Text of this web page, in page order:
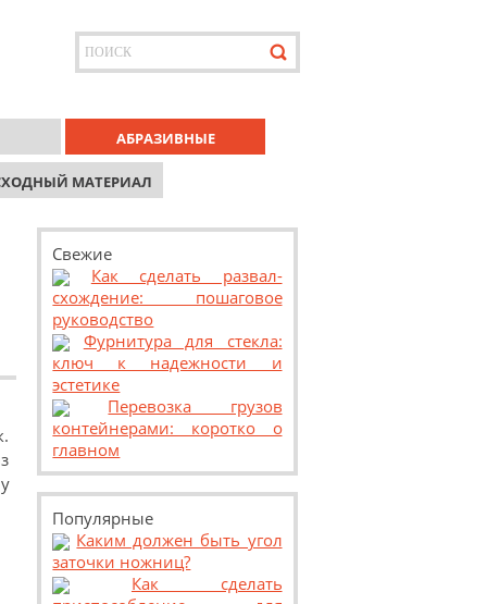
АБРАЗИВНЫЕ
МАТЕРИАЛ
Свежие
Как сделать развал-
схождение: пошаговое
руководство
Фурнитура для стекла:
ключ к надежности и
эстетике
Перевозка грузов
контейнерами: коротко о
главном
Популярные
Каким должен быть угол
заточки ножниц?
Как сделать